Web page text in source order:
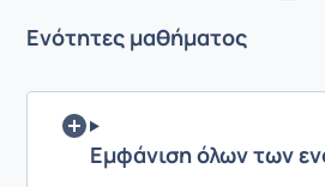
Ενότητες μαθήματος
Εμφάνιση όλων των